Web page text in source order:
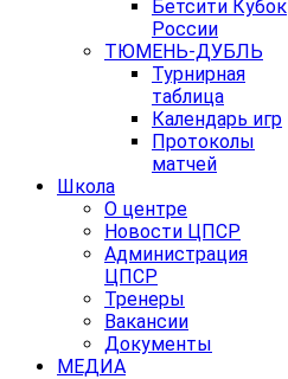
Бетсити Кубок
России
ТЮМЕНЬ-ДУБЛЬ
Турнирная
таблица
Календарь игр
Протоколы
матчей
Школа
О центре
Новости ЦПСР
Администрация
ЦПСР
Тренеры
Вакансии
Документы
МЕДИА